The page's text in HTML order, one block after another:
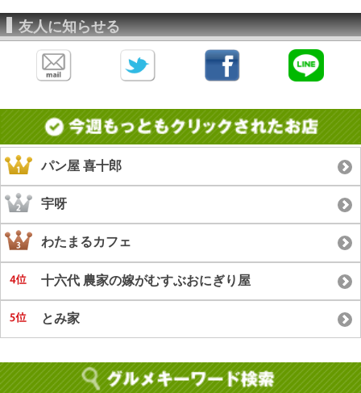
友人に知らせる
パン屋 喜十郎
宇呀
わたまるカフェ
十六代 農家の嫁がむすぶおにぎり屋
とみ家